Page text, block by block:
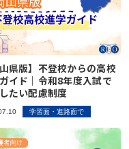
山県版】不登校からの高校
イド｜令和8年度入試で
たい配慮制度
学習面・進路面で